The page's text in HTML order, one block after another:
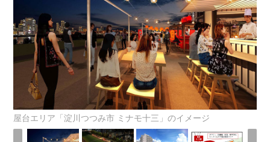
屋台エリア「淀川つつみ市 ミナモ十三」のイメージ